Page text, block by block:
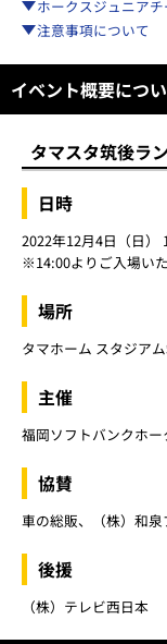
ホークスジュニア
注意事項について
イベント概要につ
タマスタ筑後ラ
日時
2022年12月4日（日）
※14:00よりご入場い
場所
タマホーム スタジア
主催
福岡ソフトバンクホ
協賛
車の総販、（株）和
後援
（株）テレビ西日本